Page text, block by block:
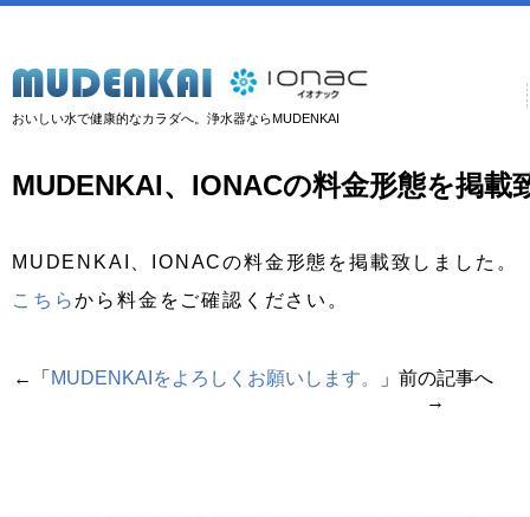
おいしい水で健康的なカラダへ。浄水器ならMUDENKAI
MUDENKAI、IONACの料金形態を掲載
MUDENKAI、IONACの料金形態を掲載致しました。
こちらから料金をご確認ください。
←「 MUDENKAIをよろしくお願いします。
」前の記事へ
→